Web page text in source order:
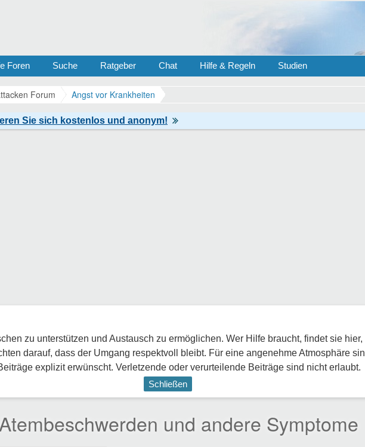
Foren Suche Ratgeber Chat Hilfe & Regeln Studien
Forum Angst vor Krankheiten
zu unterstützen und Austausch zu ermöglichen. Wer Hilfe braucht, findet sie
darauf, dass der Umgang respektvoll bleibt. Für eine angenehme Atmosphäre
explizit erwünscht. Verletzende oder verurteilende Beiträge sind nicht erlaubt.
Schließen
und andere Symptome